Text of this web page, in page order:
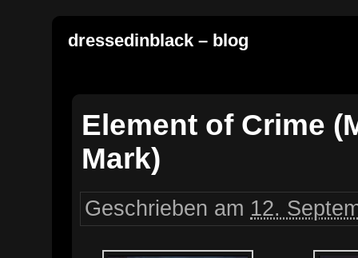
dressedinblack – blog
Element of Crime
Mark)
Geschrieben am 12.